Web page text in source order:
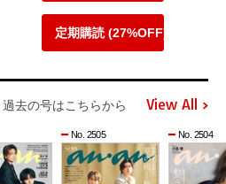
定期購読 (27%OFF)
過去の号はこちらから View All
No. 2505 No. 2504